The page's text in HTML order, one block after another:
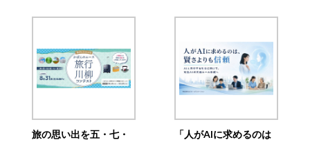
旅の思い出を五・七・
「人がAIに求めるのは